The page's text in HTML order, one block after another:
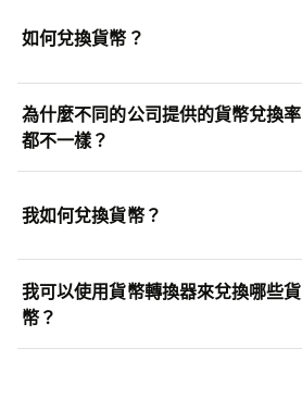
如何兌換貨幣？
為什麼不同的公司提供的貨幣兌換率
都不一樣？
我如何兌換貨幣？
我可以使用貨幣轉換器來兌換哪些貨
幣？